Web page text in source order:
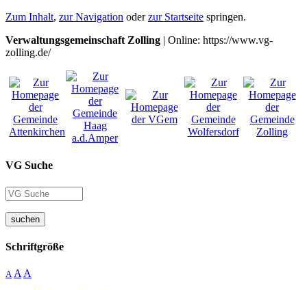
Zum Inhalt, zur Navigation oderzur Startseite springen.
Verwaltungsgemeinschaft Zolling | Online: https://www.vg-
zolling.de/
VG Suche
suchen
Schriftgröße
A A A